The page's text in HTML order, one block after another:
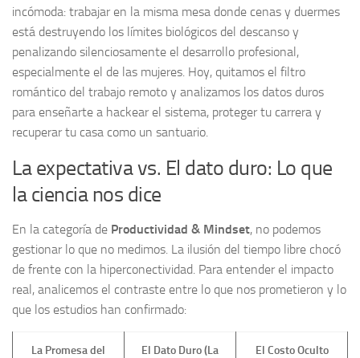
incómoda: trabajar en la misma mesa donde cenas y duermes
está destruyendo los límites biológicos del descanso y
penalizando silenciosamente el desarrollo profesional,
especialmente el de las mujeres. Hoy, quitamos el filtro
romántico del trabajo remoto y analizamos los datos duros
para enseñarte a hackear el sistema, proteger tu carrera y
recuperar tu casa como un santuario.
La expectativa vs. El dato duro: Lo que
la ciencia nos dice
En la categoría de Productividad & Mindset, no podemos
gestionar lo que no medimos. La ilusión del tiempo libre chocó
de frente con la hiperconectividad. Para entender el impacto
real, analicemos el contraste entre lo que nos prometieron y lo
que los estudios han confirmado:
La Promesa del
El Dato Duro (La
El Costo Oculto